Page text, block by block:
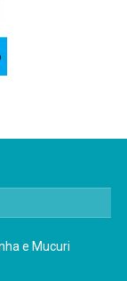
e Mucuri